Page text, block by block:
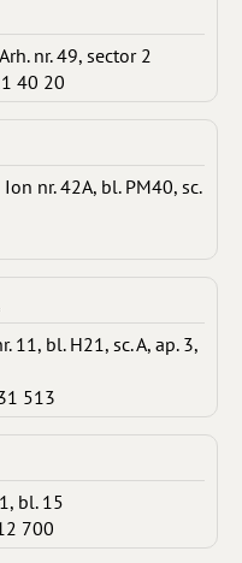
nr. 49, sector 2
40 20
nr. 42A, bl. PM40, sc.
11, bl. H21, sc. A, ap. 3,
513
bl. 15
700